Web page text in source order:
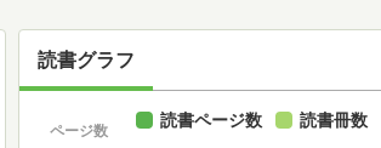
読書グラフ
ページ数
読書ページ数 読書冊数